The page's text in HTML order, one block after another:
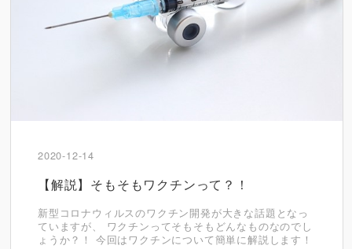
2020-12-14
【解説】そもそもワクチンって？！
新型コロナウィルスのワクチン開発が大きな話題となっ
ていますが、 ワクチンってそもそもどんなものなのでし
ょうか？！ 今回はワクチンについて簡単に解説します！